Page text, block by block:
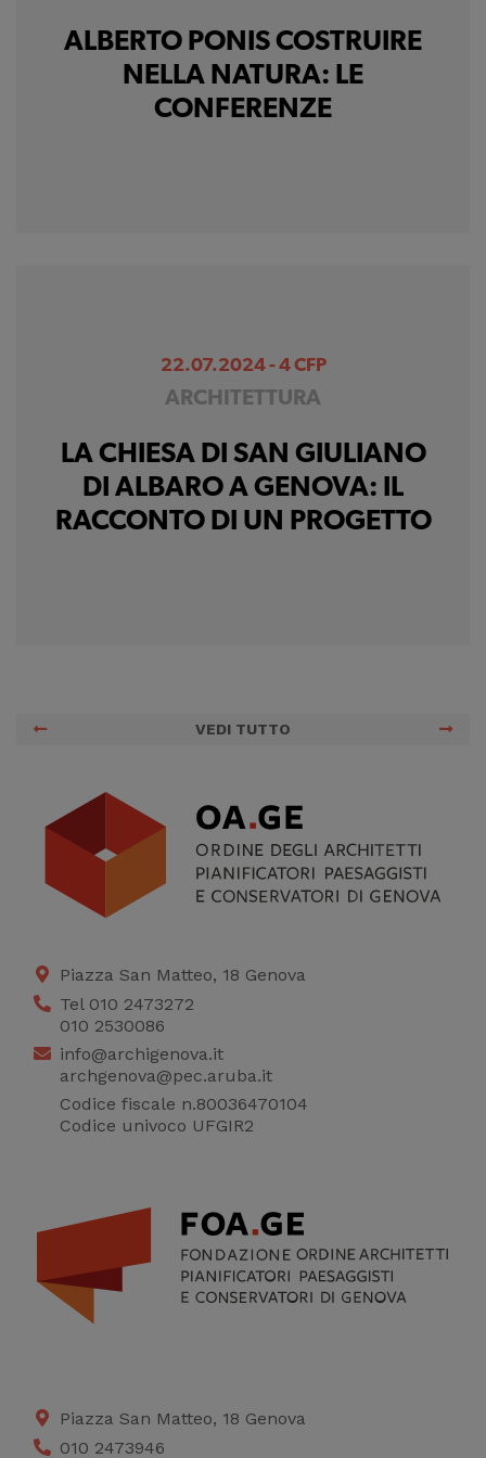
ALBERTO PONIS COSTRUIRE
NELLA NATURA: LE
CONFERENZE
22.07.2024 - 4 CFP
ARCHITETTURA
LA CHIESA DI SAN GIULIANO
DI ALBARO A GENOVA: IL
RACCONTO DI UN PROGETTO
VEDI TUTTO
Piazza San Matteo, 18 Genova
Tel 010 2473272
010 2530086
info@archigenova.it
archgenova@pec.aruba.it
Codice fiscale n.80036470104
Codice univoco UFGIR2
Piazza San Matteo, 18 Genova
010 2473946